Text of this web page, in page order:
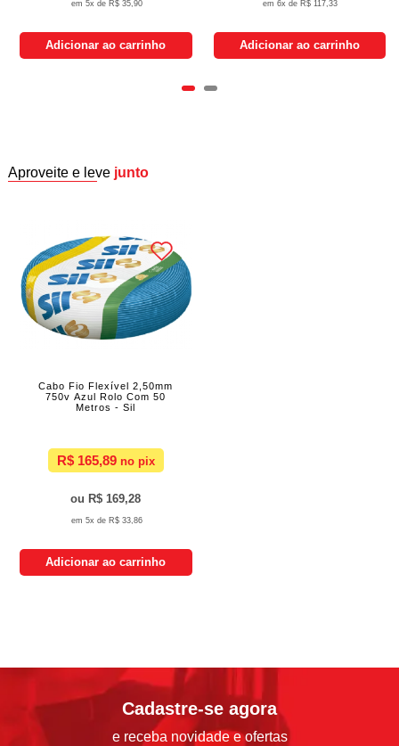
5x de R$ 35,90
Adicionar ao carrinho
6x de R$ 117,33
Adicionar ao carrinho
Aproveite e leve junto
Cabo Fio Flexível 2,50mm
750v Azul Rolo Com 50
Metros - Sil
R$ 165,89
R$ 169,28
5x de R$ 33,86
Adicionar ao carrinho
Cadastre-se agora
e receba novidade e ofertas